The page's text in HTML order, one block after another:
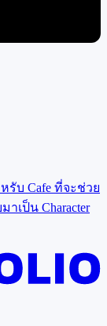
หรับ Cafe ที่จะช่วย
าเป็น Character